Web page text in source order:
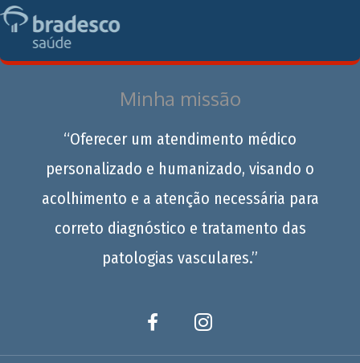
Minha missão
“Oferecer um atendimento médico
personalizado e humanizado, visando o
acolhimento e a atenção necessária para
correto diagnóstico e tratamento das
patologias vasculares.”